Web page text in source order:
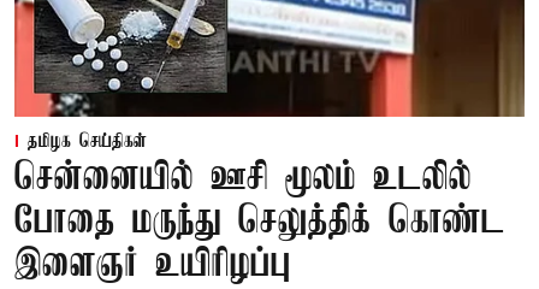
தமிழக செய்திகள்
சென்னையில் ஊசி மூலம் உடலில்
போதை மருந்து செலுத்திக் கொண்ட
இளைஞர் உயிரிழப்பு